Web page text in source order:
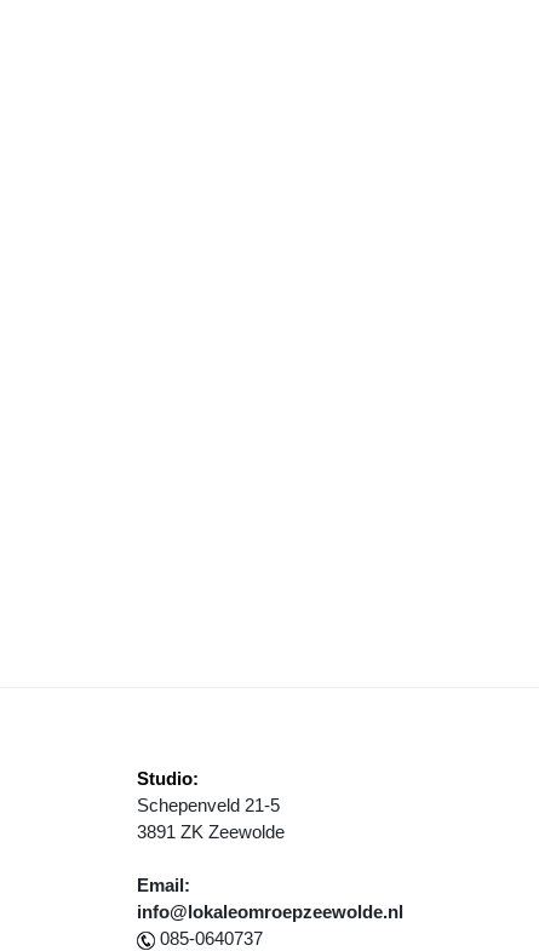
OP MARS… IN ZEEWOLDE
Studio:
Schepenveld 21-5
3891 ZK Zeewolde
Email:
info@lokaleomroepzeewolde.nl
085-0640737